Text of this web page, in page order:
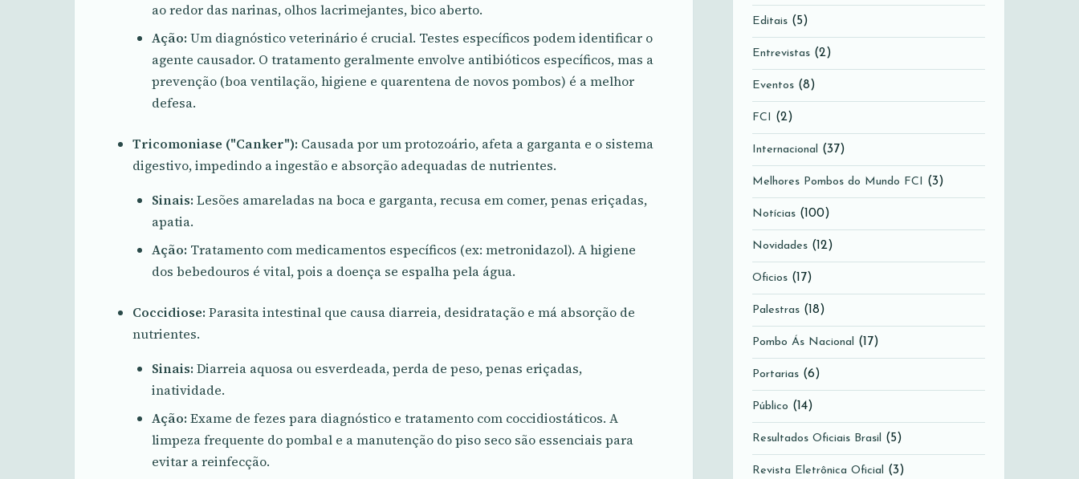
ao redor das narinas, olhos lacrimejantes, bico aberto.
Ação: Um diagnóstico veterinário é crucial. Testes específicos podem identificar o
agente causador. O tratamento geralmente envolve antibióticos específicos, mas a
prevenção (boa ventilação, higiene e quarentena de novos pombos) é a melhor
defesa.
Tricomoniase ("Canker"): Causada por um protozoário, afeta a garganta e o sistema
digestivo, impedindo a ingestão e absorção adequadas de nutrientes.
Sinais: Lesões amareladas na boca e garganta, recusa em comer, penas eriçadas,
apatia.
Ação: Tratamento com medicamentos específicos (ex: metronidazol). A higiene
dos bebedouros é vital, pois a doença se espalha pela água.
Coccidiose: Parasita intestinal que causa diarreia, desidratação e má absorção de
nutrientes.
Sinais: Diarreia aquosa ou esverdeada, perda de peso, penas eriçadas,
inatividade.
Ação: Exame de fezes para diagnóstico e tratamento com coccidiostáticos. A
limpeza frequente do pombal e a manutenção do piso seco são essenciais para
evitar a reinfecção.
Editais (5)
Entrevistas (2)
Eventos (8)
FCI (2)
Internacional (37)
Melhores Pombos do Mundo FCI (3)
Notícias (100)
Novidades (12)
Oficios (17)
Palestras (18)
Pombo Ás Nacional (17)
Portarias (6)
Público (14)
Resultados Oficiais Brasil (5)
Revista Eletrônica Oficial (3)